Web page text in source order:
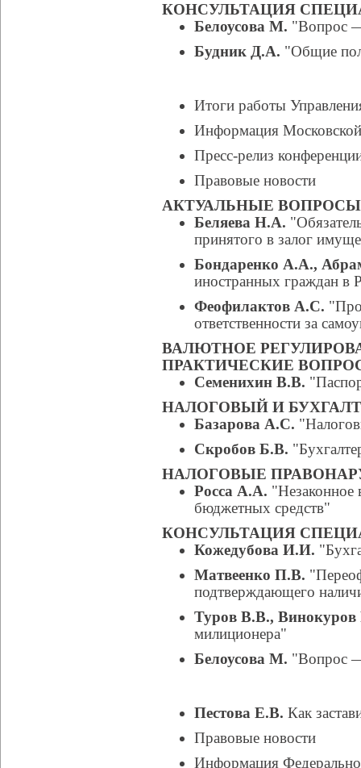
КОНСУЛЬТАЦИЯ
Белоусова М. "Вопрос
Будник Д.А. "Общие
Итоги работы
Информация Московской
Пресс-релиз
Правовые новости
АКТУАЛЬНЫЕ
Беляева Н.А.
принятого в залог
Бондаренко А.А.,
иностранных граждан в
Феофилактов А.С.
ответственности за
ВАЛЮТНОЕ
ПРАКТИЧЕСКИЕ
Семенихин В.В.
НАЛОГОВЫЙ И
Базарова А.С.
Скробов Б.В.
НАЛОГОВЫЕ
Росса А.А.
бюджетных средств"
КОНСУЛЬТАЦИЯ
Кожедубова И.И.
Матвеенко П.В.
подтверждающего
Туров В.В., Винокуров
милиционера"
Белоусова М. "Вопрос
Пестова Е.В. Как
Правовые новости
Информация